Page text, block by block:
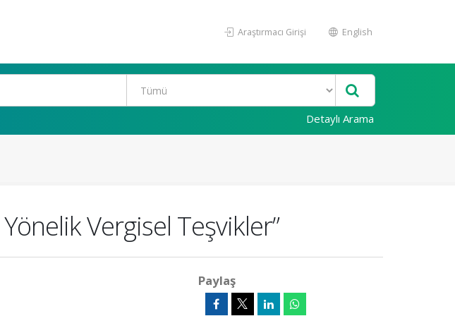
Araştırmacı Girişi English
Detaylı Arama
Vergisel Teşvikler”
Paylaş